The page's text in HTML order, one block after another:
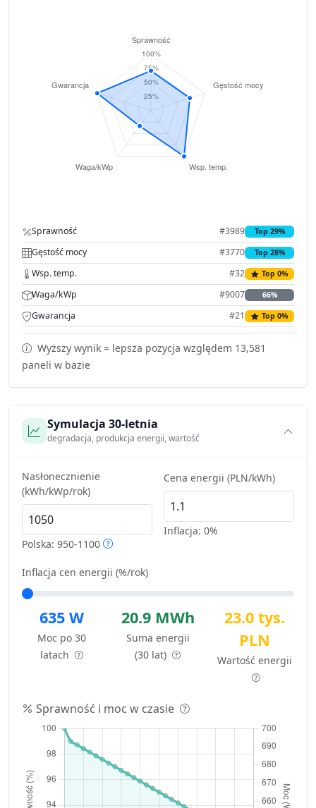
Sprawność #3989 Top 29%
Gęstość mocy #3770 Top 28%
Wsp. temp. #32 Top 0%
Waga/kWp #9007 66%
Gwarancja #21 Top 0%
Wyższy wynik = lepsza pozycja względem 13,581
paneli w bazie
Symulacja 30-letnia
degradacja, produkcja energii, wartość
Nasłonecznienie
(kWh/kWp/rok)
Polska: 950-1100
Cena energii (PLN/kWh)
Inflacja: 0%
Inflacja cen energii (%/rok)
635 W
Moc po 30
latach
20.9 MWh
Suma energii
(30 lat)
23.0 tys.
PLN
Wartość energii
Sprawność i moc w czasie